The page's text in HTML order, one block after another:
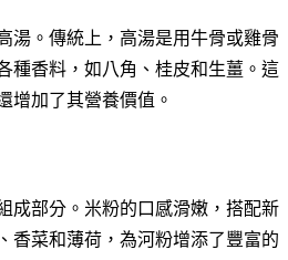
湯。傳統上，高湯是用牛骨或雞骨
種香料，如八角、桂皮和生薑。這
增加了其營養價值。
成部分。米粉的口感滑嫩，搭配新
香菜和薄荷，為河粉增添了豐富的